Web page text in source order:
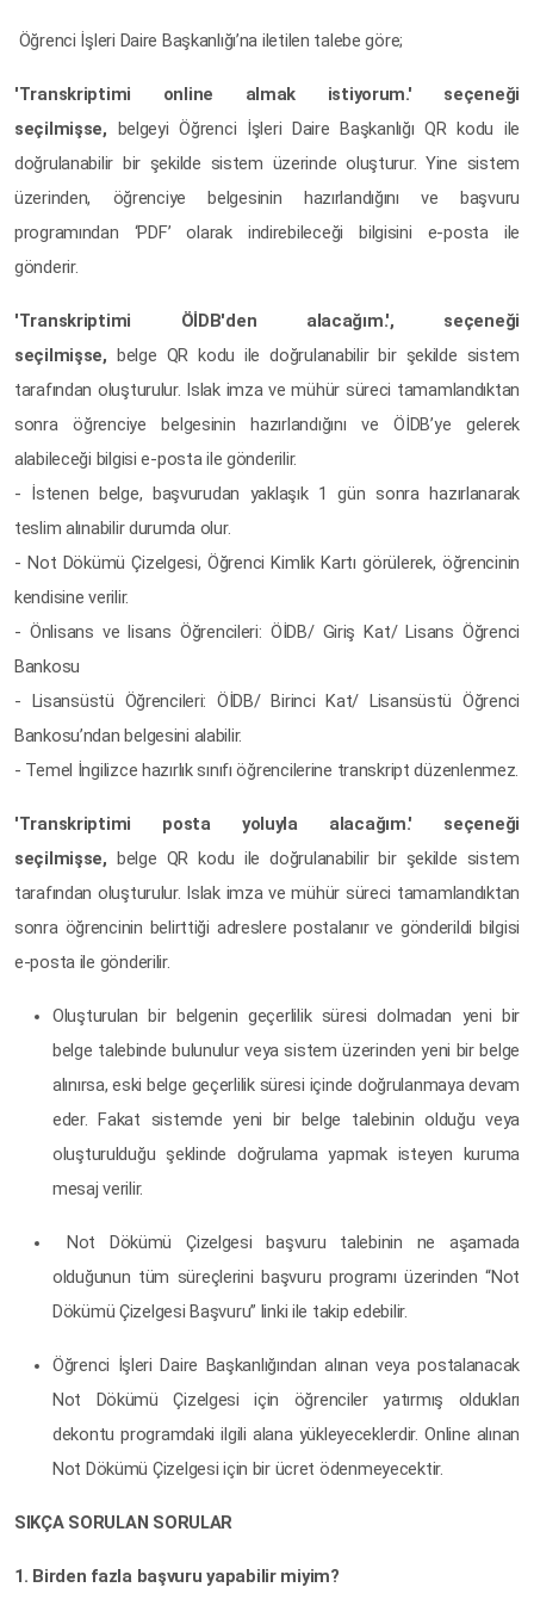
Öğrenci İşleri Daire Başkanlığı’na iletilen talebe göre;
'Transkriptimi online almak istiyorum.' seçeneği
seçilmişse, belgeyi Öğrenci İşleri Daire Başkanlığı QR kodu ile
doğrulanabilir bir şekilde sistem üzerinde oluşturur. Yine sistem
üzerinden, öğrenciye belgesinin hazırlandığını ve başvuru
programından ‘PDF’ olarak indirebileceği bilgisini e-posta ile
gönderir.
'Transkriptimi ÖİDB'den alacağım.', seçeneği
seçilmişse, belge QR kodu ile doğrulanabilir bir şekilde sistem
tarafından oluşturulur. Islak imza ve mühür süreci tamamlandıktan
sonra öğrenciye belgesinin hazırlandığını ve ÖİDB’ye gelerek
alabileceği bilgisi e-posta ile gönderilir.
- İstenen belge, başvurudan yaklaşık 1 gün sonra hazırlanarak
teslim alınabilir durumda olur.
- Not Dökümü Çizelgesi, Öğrenci Kimlik Kartı görülerek, öğrencinin
kendisine verilir.
- Önlisans ve lisans Öğrencileri: ÖİDB/ Giriş Kat/ Lisans Öğrenci
Bankosu
- Lisansüstü Öğrencileri: ÖİDB/ Birinci Kat/ Lisansüstü Öğrenci
Bankosu’ndan belgesini alabilir.
- Temel İngilizce hazırlık sınıfı öğrencilerine transkript düzenlenmez.
'Transkriptimi posta yoluyla alacağım.' seçeneği
seçilmişse, belge QR kodu ile doğrulanabilir bir şekilde sistem
tarafından oluşturulur. Islak imza ve mühür süreci tamamlandıktan
sonra öğrencinin belirttiği adreslere postalanır ve gönderildi bilgisi
e-posta ile gönderilir.
Oluşturulan bir belgenin geçerlilik süresi dolmadan yeni bir
belge talebinde bulunulur veya sistem üzerinden yeni bir belge
alınırsa, eski belge geçerlilik süresi içinde doğrulanmaya devam
eder. Fakat sistemde yeni bir belge talebinin olduğu veya
oluşturulduğu şeklinde doğrulama yapmak isteyen kuruma
mesaj verilir.
Not Dökümü Çizelgesi başvuru talebinin ne aşamada
olduğunun tüm süreçlerini başvuru programı üzerinden “Not
Dökümü Çizelgesi Başvuru” linki ile takip edebilir.
Öğrenci İşleri Daire Başkanlığından alınan veya postalanacak
Not Dökümü Çizelgesi için öğrenciler yatırmış oldukları
dekontu programdaki ilgili alana yükleyeceklerdir. Online alınan
Not Dökümü Çizelgesi için bir ücret ödenmeyecektir.
SIKÇA SORULAN SORULAR
1. Birden fazla başvuru yapabilir miyim?